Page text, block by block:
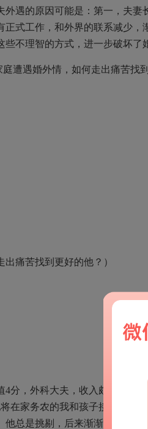
外遇的原因可能是：第一，夫
正式工作，和外界的联系减少
不理智的方式，进一步破坏了
出痛苦找到更好的他？）
4分，外科大夫，收入颇丰，家
在家务农的我和孩子接来和他
他总是挑剔，后来渐渐不在家